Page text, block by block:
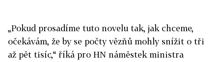
„Pokud prosadíme tuto novelu tak, jak chceme,
očekávám, že by se počty vězňů mohly snížit o tři
až pět tisíc,“ říká pro HN náměstek ministra